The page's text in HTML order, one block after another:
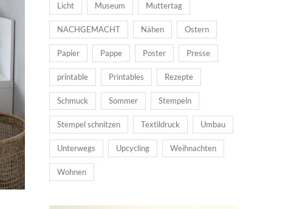
Licht Museum Muttertag
NACHGEMACHT Nähen Ostern
Papier Pappe Poster Presse
printable Printables Rezepte
Schmuck Sommer Stempeln
Stempel schnitzen Textildruck Umbau
Unterwegs Upcycling Weihnachten
Wohnen